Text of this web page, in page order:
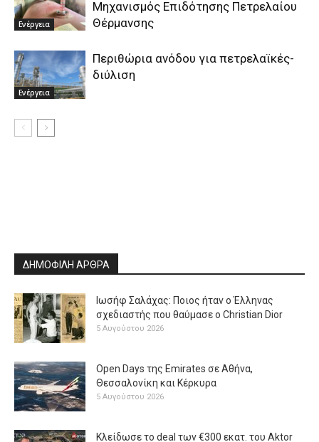
Ενέργεια
Μηχανισμός Επιδότησης Πετρελαίου
Θέρμανσης
Ενέργεια
Περιθώρια ανόδου για πετρελαϊκές-
διύλιση
ΔΗΜΟΦΙΛΗ ΑΡΘΡΑ
Ιωσήφ Σαλάχας: Ποιος ήταν ο Έλληνας
σχεδιαστής που θαύμασε ο Christian Dior
5 Αυγούστου 2026
Open Days της Emirates σε Αθήνα,
Θεσσαλονίκη και Κέρκυρα
5 Αυγούστου 2026
Κλείδωσε το deal των €300 εκατ. του Aktor